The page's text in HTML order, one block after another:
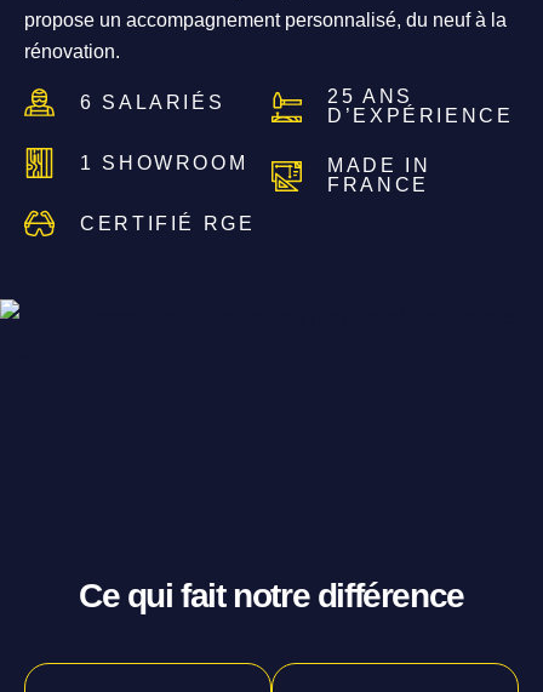
propose un accompagnement personnalisé, du neuf à la
rénovation.
6 SALARIÉS
1 SHOWROOM
CERTIFIÉ RGE
25 ANS
D’EXPÉRIENCE
MADE IN
FRANCE
Ce qui fait notre différence